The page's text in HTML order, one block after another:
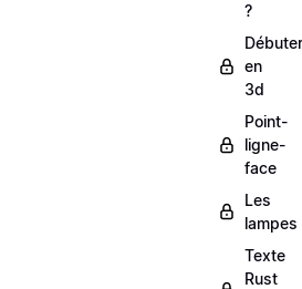
?
Débuter
en
3d
Point-
ligne-
face
Les
lampes
Texte
Rust